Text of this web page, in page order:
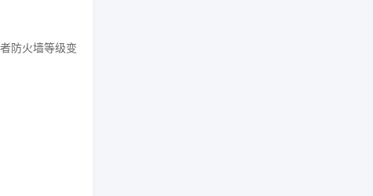
防火墙等级变